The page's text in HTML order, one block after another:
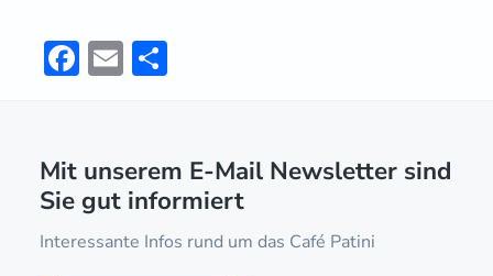
F
b
o
o
E
l
T
n
Mit unserem E-Mail Newsletter sind
Sie gut informiert
Interessante Infos rund um das Café Patini